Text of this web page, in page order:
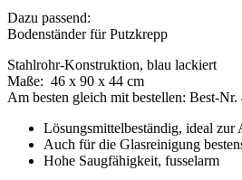
Dazu passend:
Bodenständer für Putzkrepp
Stahlrohr-Konstruktion, blau lackiert
Maße: 46 x 90 x 44 cm
Am besten gleich mit bestellen: Best-Nr.
Lösungsmittelbeständig, ideal zur
Auch für die Glasreinigung
Hohe Saugfähigkeit, fusselarm